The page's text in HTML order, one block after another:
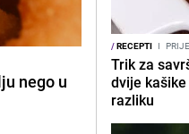
nego u
/RECEPTI I
Trik za
dvije
razliku